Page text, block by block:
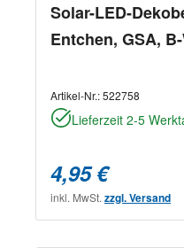
Solar-LED-
Entchen, GSA,
Artikel-Nr.:522758
Lieferzeit 2-5
4,95 €
inkl. MwSt. zzgl. Versand